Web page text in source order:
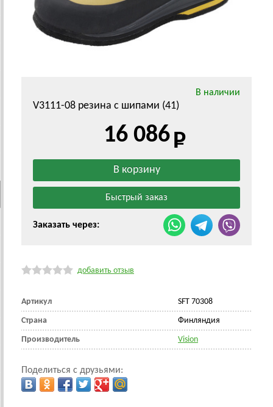
В наличии
V3111-08 резина с шипами (41)
16 086
Заказать через:
добавить отзыв
Артикул SFT 70308
Страна Финляндия
Производитель Vision
Поделиться с друзьями: